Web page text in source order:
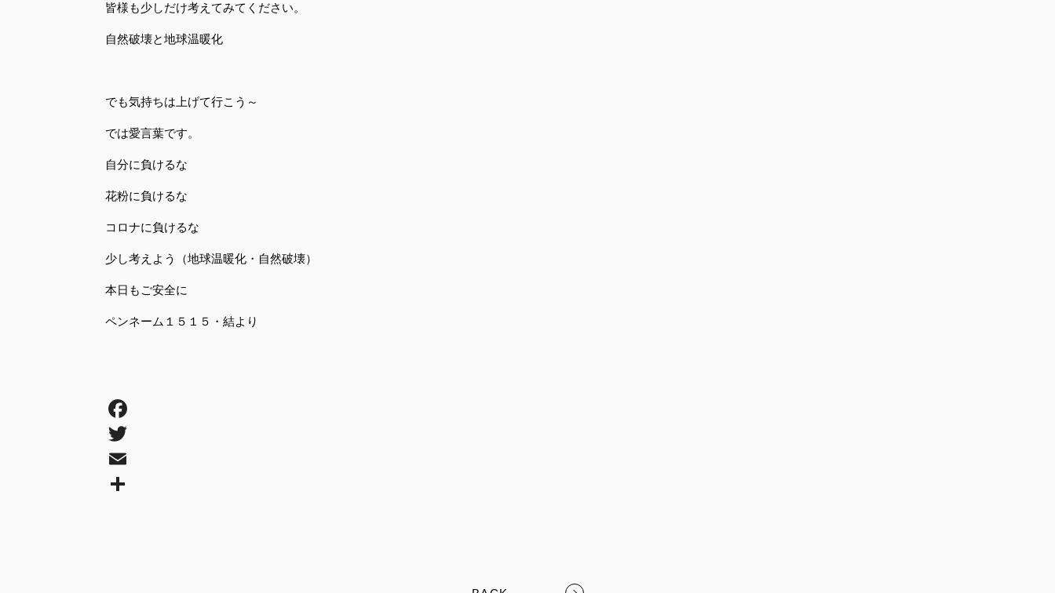
皆様も少しだけ考えてみてください。
自然破壊と地球温暖化
でも気持ちは上げて行こう～
では愛言葉です。
自分に負けるな
花粉に負けるな
コロナに負けるな
少し考えよう（地球温暖化・自然破壊）
本日もご安全に
ペンネーム１５１５・結より